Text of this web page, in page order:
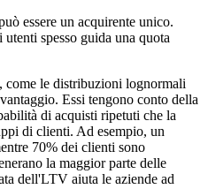
essere un acquirente unico.
spesso guida una quota
le distribuzioni lognormali
Essi tengono conto della
di acquisti ripetuti che la
di clienti. Ad esempio, un
70% dei clienti sono
la maggior parte delle
dell'LTV aiuta le aziende ad